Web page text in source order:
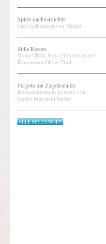
Spitze nachverdichtet
Café in Bukarest von Vinklu
Stille Riesen
Großer BDA-Preis 2026 für André
Kempe und Oliver Thill
Pergola mit Ziegelsteinen
Kulturzentrum in Limoux von
Ferrier Marchetti Studio
ALLE MELDUNGEN